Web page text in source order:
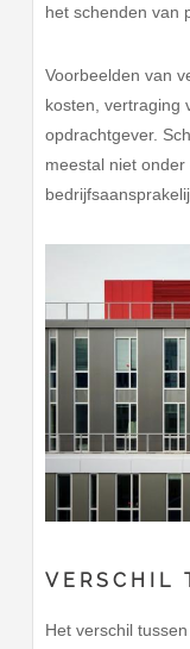
het schenden van
Voorbeelden van
kosten, vertraging
opdrachtgever.
meestal niet
VERSCHIL
Het verschil